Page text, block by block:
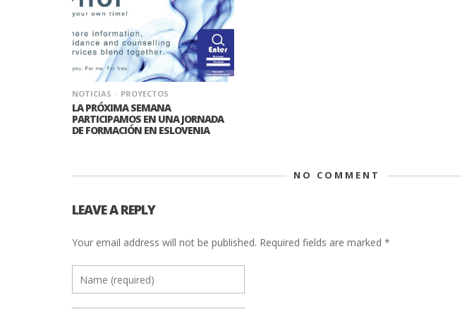
NOTICIAS PROYECTOS
LA PRÓXIMA SEMANA
PARTICIPAMOS EN UNA JORNADA
DE FORMACIÓN EN ESLOVENIA
NO COMMENT
LEAVE A REPLY
Your email address will not be published. Required fields are marked *